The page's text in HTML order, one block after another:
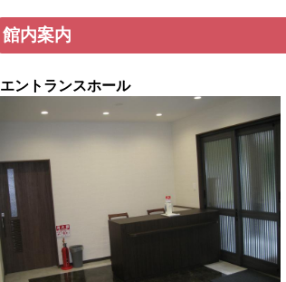
館内案内
エントランスホール